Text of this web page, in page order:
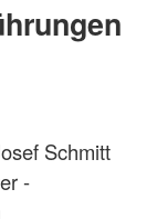
Schmitt
-